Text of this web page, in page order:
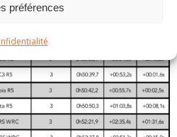
préférences